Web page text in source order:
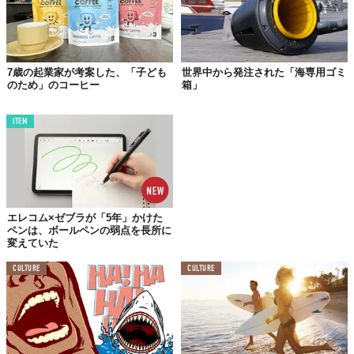
「 Next Impulse Sport」には、彼のコメントが掲載されていま
す。
でよかった。しばらくしたら笑い話になるさ。それにして
も、ヴァンのはじめての波はデカかったね！」
彼はそのときに見た光景を「津波」と表現しています。たまたま
そこにいたとはいえ、冷静かつ迅速な人命救助ができたのは、彼
の勇敢さや経験あってのことでしょう。
まるで何事もなかったかのような冗談交じりのコメントもさるこ
とながら、その翌日には同じような巨大な波にのり、サーフィン
を楽しんでいたというから驚き。インターネットには「偉大すぎ
る！」という書き込みがたくさんありますが、まさにその通りで
すね。
Reference:Stab, Next Impulse Sport
7歳の起業家が考案した、「子ども
のため」のコーヒー
世界中から発注された「海専用ゴミ
箱」
ITEM
エレコム×ゼブラが「5年」かけた
ペンは、ボールペンの弱点を長所に
変えていた
CULTURE CULTURE